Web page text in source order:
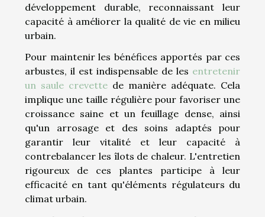
développement durable, reconnaissant leur
capacité à améliorer la qualité de vie en milieu
urbain.
Pour maintenir les bénéfices apportés par ces
arbustes, il est indispensable de les entretenir
un saule crevette de manière adéquate. Cela
implique une taille régulière pour favoriser une
croissance saine et un feuillage dense, ainsi
qu'un arrosage et des soins adaptés pour
garantir leur vitalité et leur capacité à
contrebalancer les îlots de chaleur. L'entretien
rigoureux de ces plantes participe à leur
efficacité en tant qu'éléments régulateurs du
climat urbain.